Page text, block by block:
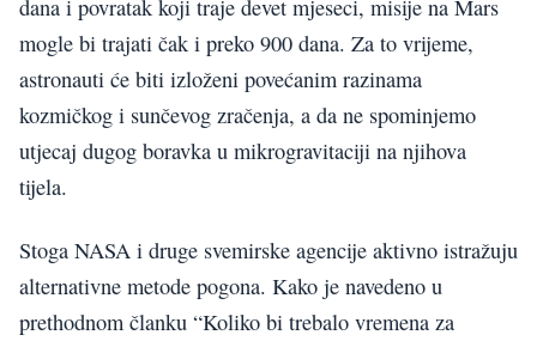
dana i povratak koji traje devet mjeseci, misije na Mars
mogle bi trajati čak i preko 900 dana. Za to vrijeme,
astronauti će biti izloženi povećanim razinama
kozmičkog i sunčevog zračenja, a da ne spominjemo
utjecaj dugog boravka u mikrogravitaciji na njihova
tijela.
Stoga NASA i druge svemirske agencije aktivno istražuju
alternativne metode pogona. Kako je navedeno u
prethodnom članku “Koliko bi trebalo vremena za